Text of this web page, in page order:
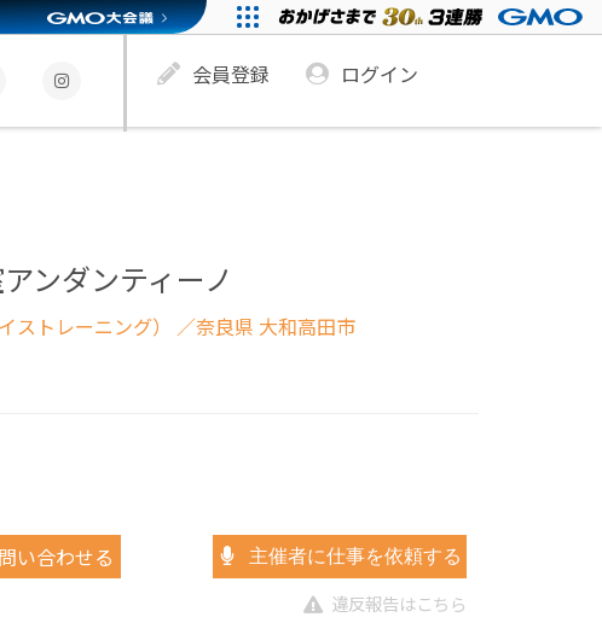
会員登録 ログイン
ンダンティーノ
ストレーニング） ／奈良県 大和高田市
い合わせる 主催者に仕事を依頼する
違反報告はこちら